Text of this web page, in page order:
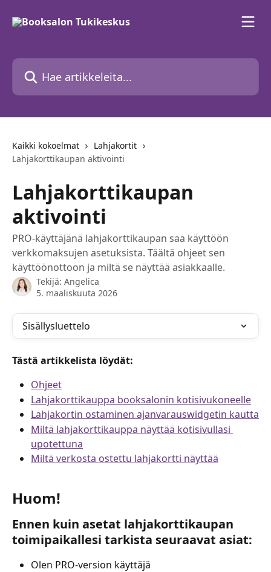
Hae artikkeleita...
Kaikki kokoelmat
Lahjakortit
Lahjakorttikaupan aktivointi
Lahjakorttikaupan
aktivointi
PRO-käyttäjänä lahjakorttikaupan saa käyttöön
verkkomaksujen asetuksista. Täältä ohjeet sen
käyttöönottoon ja miltä se näyttää asiakkaalle.
Tekijä: Angelica
5. maaliskuuta 2026
Sisällysluettelo
Tästä artikkelista löydät:
Ohjeet
Lahjakorttikauppa booksalonin kotisivukoneelle
Lahjakortin ostaminen ajanvarauswidgetin kautta
Miltä lahjakorttikauppa näyttää kotisivullasi
upotettuna
Miltä verkosta ostettu lahjakortti näyttää
Huom!
Ennen kuin asetat lahjakorttikaupan
toimipaikallesi tarkista seuraavat asiat:
Olen PRO-version käyttäjä